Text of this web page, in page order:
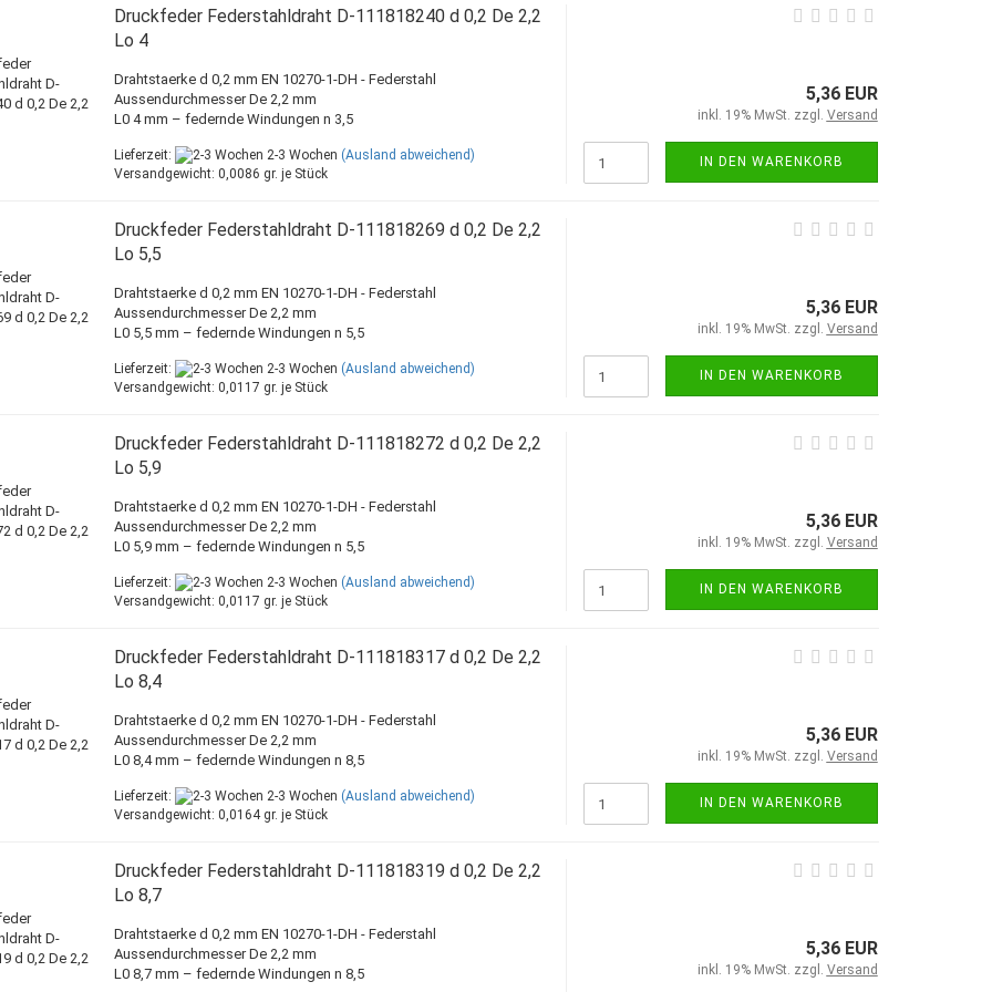
Druckfeder Federstahldraht D-111818240 d 0,2 De 2,2
Lo 4
Drahtstaerke d 0,2 mm EN 10270-1-DH - Federstahl
Aussendurchmesser De 2,2 mm
L0 4 mm – federnde Windungen n 3,5
Lieferzeit: 2-3 Wochen (Ausland abweichend)
Versandgewicht: 0,0086 gr. je Stück
5,36 EUR
inkl. 19% MwSt. zzgl. Versand
IN DEN WARENKORB
Druckfeder Federstahldraht D-111818269 d 0,2 De 2,2
Lo 5,5
Drahtstaerke d 0,2 mm EN 10270-1-DH - Federstahl
Aussendurchmesser De 2,2 mm
L0 5,5 mm – federnde Windungen n 5,5
Lieferzeit: 2-3 Wochen (Ausland abweichend)
Versandgewicht: 0,0117 gr. je Stück
5,36 EUR
inkl. 19% MwSt. zzgl. Versand
IN DEN WARENKORB
Druckfeder Federstahldraht D-111818272 d 0,2 De 2,2
Lo 5,9
Drahtstaerke d 0,2 mm EN 10270-1-DH - Federstahl
Aussendurchmesser De 2,2 mm
L0 5,9 mm – federnde Windungen n 5,5
Lieferzeit: 2-3 Wochen (Ausland abweichend)
Versandgewicht: 0,0117 gr. je Stück
5,36 EUR
inkl. 19% MwSt. zzgl. Versand
IN DEN WARENKORB
Druckfeder Federstahldraht D-111818317 d 0,2 De 2,2
Lo 8,4
Drahtstaerke d 0,2 mm EN 10270-1-DH - Federstahl
Aussendurchmesser De 2,2 mm
L0 8,4 mm – federnde Windungen n 8,5
Lieferzeit: 2-3 Wochen (Ausland abweichend)
Versandgewicht: 0,0164gr. je Stück
5,36 EUR
inkl. 19% MwSt. zzgl. Versand
IN DEN WARENKORB
Druckfeder Federstahldraht D-111818319 d 0,2 De 2,2
Lo 8,7
Drahtstaerke d 0,2 mm EN 10270-1-DH - Federstahl
Aussendurchmesser De 2,2 mm
L0 8,7 mm – federnde Windungen n 8,5
5,36 EUR
inkl. 19% MwSt. zzgl. Versand